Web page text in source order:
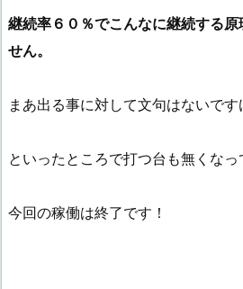
継続率６０％でこんなに継続する
せん。
まあ出る事に対して文句はないです
といったところで打つ台も無くな
今回の稼働は終了です！